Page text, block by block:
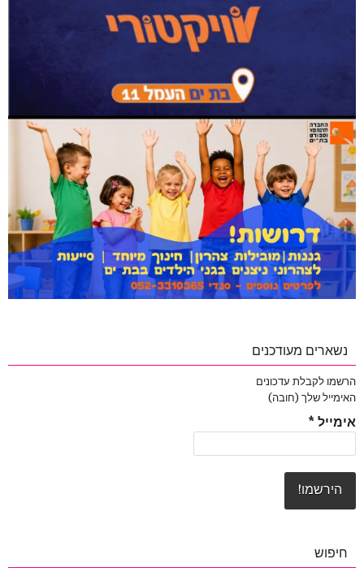
נשארים מעודכנים
הרשמו לקבלת עדכונים
האימייל שלך (חובה)
אימייל *
חיפוש